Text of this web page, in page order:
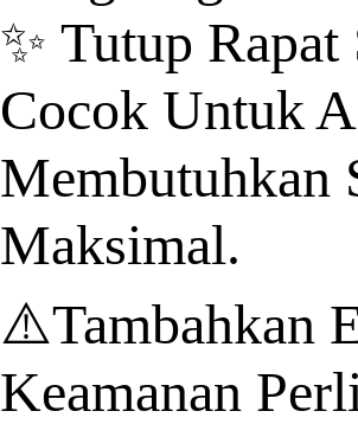
✨ Tutup
Cocok Untuk
Membutuhkan
Maksimal.
⚠️Tambahkan
Keamanan